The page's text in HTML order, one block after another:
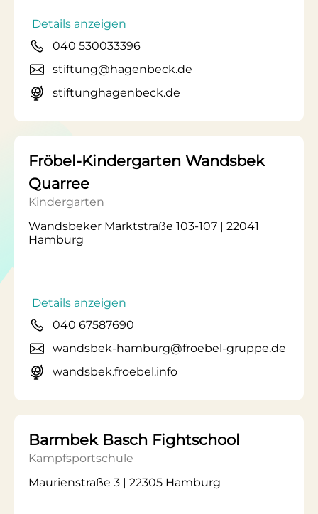
Details anzeigen
040 530033396
stiftung@hagenbeck.de
stiftunghagenbeck.de
Fröbel-Kindergarten Wandsbek
Quarree
Kindergarten
Wandsbeker Marktstraße 103-107 | 22041
Hamburg
Details anzeigen
040 67587690
wandsbek-hamburg@froebel-gruppe.de
wandsbek.froebel.info
Barmbek Basch Fightschool
Kampfsportschule
Maurienstraße 3 | 22305 Hamburg